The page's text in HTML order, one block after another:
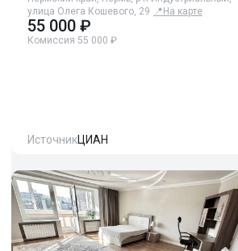
улица Олега Кошевого, 29 📍 На карте
55 000 ₽
Комиссия 55 000 ₽
ИсточникЦИАН